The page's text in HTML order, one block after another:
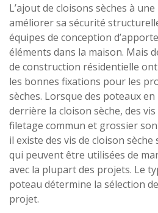
L’ajout de cloisons sèches à
améliorer sa sécurité
équipes de conception
éléments dans la maison. Mais
de construction résidentielle
les bonnes fixations pour les
sèches. Lorsque des poteaux
derrière la cloison sèche, des
filetage commun et grossier
il existe des vis de cloison
qui peuvent être utilisées de
avec la plupart des projets. Le
poteau détermine la sélection
projet.